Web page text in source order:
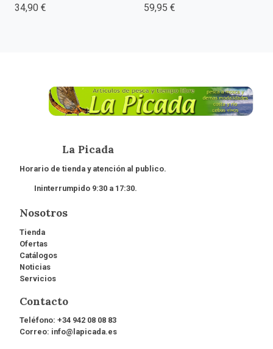
34,90 € 59,95 €
La Picada
Horario de tienda y atención al publico.
Ininterrumpido 9:30 a 17:30.
Nosotros
Tienda
Ofertas
Catálogos
Noticias
Servicios
Contacto
Teléfono: +34 942 08 08 83
Correo: info@lapicada.es